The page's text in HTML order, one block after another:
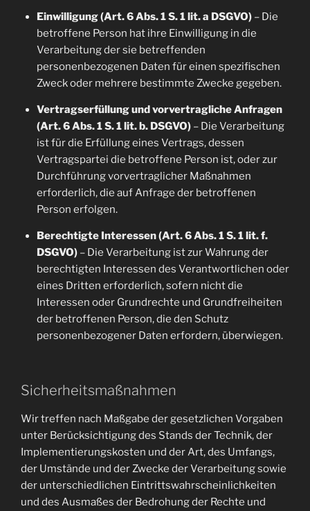
Einwilligung (Art. 6 Abs. 1 S. 1 lit. a DSGVO)– Die
betroffene Person hat ihre Einwilligung in die
Verarbeitung der sie betreffenden
personenbezogenen Daten für einen spezifischen
Zweck oder mehrere bestimmte Zwecke gegeben.
Vertragserfüllung und vorvertragliche Anfragen
(Art. 6 Abs. 1 S. 1 lit. b. DSGVO)– Die Verarbeitung
ist für die Erfüllung eines Vertrags, dessen
Vertragspartei die betroffene Person ist, oder zur
Durchführung vorvertraglicher Maßnahmen
erforderlich, die auf Anfrage der betroffenen
Person erfolgen.
Berechtigte Interessen (Art. 6 Abs. 1 S. 1 lit. f.
DSGVO)– Die Verarbeitung ist zur Wahrung der
berechtigten Interessen des Verantwortlichen oder
eines Dritten erforderlich, sofern nicht die
Interessen oder Grundrechte und Grundfreiheiten
der betroffenen Person, die den Schutz
personenbezogener Daten erfordern, überwiegen.
Sicherheitsmaßnahmen
Wir treffen nach Maßgabe der gesetzlichen Vorgaben
unter Berücksichtigung des Stands der Technik, der
Implementierungskosten und der Art, des Umfangs,
der Umstände und der Zwecke der Verarbeitung sowie
der unterschiedlichen Eintrittswahrscheinlichkeiten
und des Ausmaßes der Bedrohung der Rechte und